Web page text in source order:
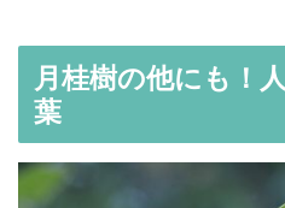
月桂樹の他にも！
葉